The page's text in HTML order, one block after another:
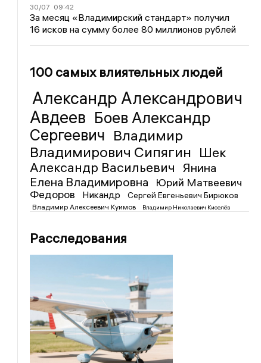
30/07 09:42
За месяц «Владимирский стандарт» получил
16 исков на сумму более 80 миллионов рублей
100 самых влиятельных людей
Александр Александрович
Авдеев Боев Александр
Сергеевич Владимир
Владимирович Сипягин Шек
Александр Васильевич
Янина
Елена Владимировна
Юрий Матвеевич
Федоров
Никандр Сергей Евгеньевич Бирюков
Владимир Алексеевич Куимов Владимир Николаевич Киселёв
Расследования